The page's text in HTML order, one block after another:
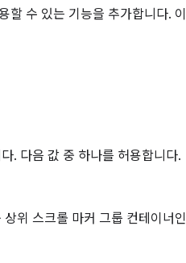
할 수 있는 기능을 추가합니다. 이
. 다음 값 중 하나를 허용합니다.
위 스크롤 마커 그룹 컨테이너인